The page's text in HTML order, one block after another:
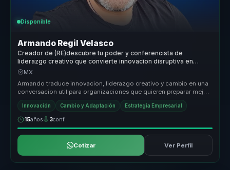
Disponible
Armando Regil Velasco
Creador de (RE)descubre tu poder y conferencista de
liderazgo creativo que convierte innovacion disruptiva en
accion para organizaciones y equipos.
MX
Armando traduce innovacion, liderazgo creativo y cambio en una
conversacion util para organizaciones que quieren preparar mejor
a sus equ...
Innovación Cambio y Adaptación Estrategia Empresarial
15años 3conf.
Cotizar Ver Perfil